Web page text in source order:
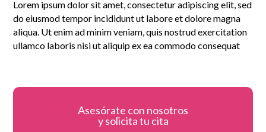
Lorem ipsum dolor sit amet, consectetur adipiscing elit, sed
do eiusmod tempor incididunt ut labore et dolore magna
aliqua. Ut enim ad minim veniam, quis nostrud exercitation
ullamco laboris nisi ut aliquip ex ea commodo consequat
Asesórate con nosotros
y solicita tu cita